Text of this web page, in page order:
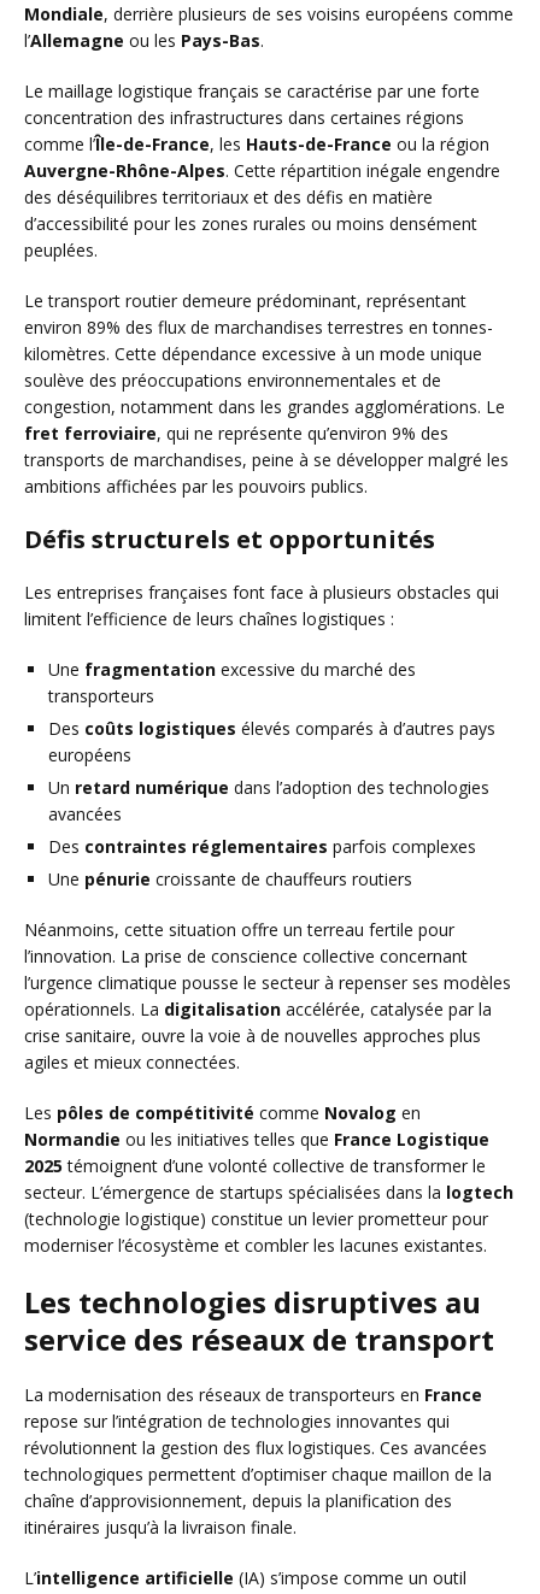
Mondiale, derrière plusieurs de ses voisins européens comme
l’Allemagne ou les Pays-Bas.
Le maillage logistique français se caractérise par une forte
concentration des infrastructures dans certaines régions
comme l’Île-de-France, les Hauts-de-France ou la région
Auvergne-Rhône-Alpes. Cette répartition inégale engendre
des déséquilibres territoriaux et des défis en matière
d’accessibilité pour les zones rurales ou moins densément
peuplées.
Le transport routier demeure prédominant, représentant
environ 89% des flux de marchandises terrestres en tonnes-
kilomètres. Cette dépendance excessive à un mode unique
soulève des préoccupations environnementales et de
congestion, notamment dans les grandes agglomérations. Le
fret ferroviaire, qui ne représente qu’environ 9% des
transports de marchandises, peine à se développer malgré les
ambitions affichées par les pouvoirs publics.
Défis structurels et opportunités
Les entreprises françaises font face à plusieurs obstacles qui
limitent l’efficience de leurs chaînes logistiques :
Une fragmentation excessive du marché des
transporteurs
Des coûts logistiques élevés comparés à d’autres pays
européens
Un retard numérique dans l’adoption des technologies
avancées
Des contraintes réglementaires parfois complexes
Une pénurie croissante de chauffeurs routiers
Néanmoins, cette situation offre un terreau fertile pour
l’innovation. La prise de conscience collective concernant
l’urgence climatique pousse le secteur à repenser ses modèles
opérationnels. La digitalisation accélérée, catalysée par la
crise sanitaire, ouvre la voie à de nouvelles approches plus
agiles et mieux connectées.
Les pôles de compétitivité comme Novalog en
Normandie ou les initiatives telles que France Logistique
2025 témoignent d’une volonté collective de transformer le
secteur. L’émergence de startups spécialisées dans la logtech
(technologie logistique) constitue un levier prometteur pour
moderniser l’écosystème et combler les lacunes existantes.
Les technologies disruptives au
service des réseaux de transport
La modernisation des réseaux de transporteurs en France
repose sur l’intégration de technologies innovantes qui
révolutionnent la gestion des flux logistiques. Ces avancées
technologiques permettent d’optimiser chaque maillon de la
chaîne d’approvisionnement, depuis la planification des
itinéraires jusqu’à la livraison finale.
L’intelligence artificielle (IA) s’impose comme un outil